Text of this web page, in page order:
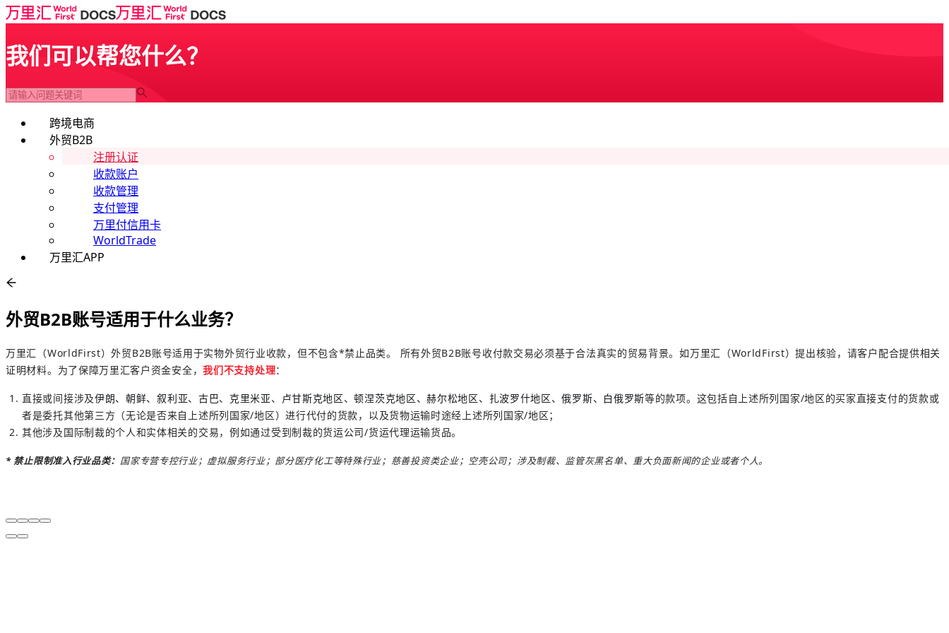
我们可以帮您什么？
跨境电商
外贸B2B
注册认证
收款账户
收款管理
支付管理
万里付信用卡
WorldTrade
万里汇APP
外贸B2B账号适用于什么业务？
万里汇（WorldFirst）外贸B2B账号适用于实物外贸行业收款，但不包含*禁止品类。 所有外贸B2B账号收付款交易必须基于合法真实的贸易背景。如万里汇（WorldFirst）提出核验，请客户配合提供相关
证明材料。为了保障万里汇客户资金安全，我们不支持处理：
直接或间接涉及伊朗、朝鲜、叙利亚、古巴、克里米亚、卢甘斯克地区、顿涅茨克地区、赫尔松地区、扎波罗什地区、俄罗斯、白俄罗斯等的款项。这包括自上述所列国家/地区的买家直接支付的货款或
者是委托其他第三方（无论是否来自上述所列国家/地区）进行代付的货款，以及货物运输时途经上述所列国家/地区；
其他涉及国际制裁的个人和实体相关的交易，例如通过受到制裁的货运公司/货运代理运输货品。
* 禁止限制准入行业品类： 国家专营专控行业；虚拟服务行业；部分医疗化工等特殊行业；慈善投资类企业；空壳公司；涉及制裁、监管灰黑名单、重大负面新闻的企业或者个人。